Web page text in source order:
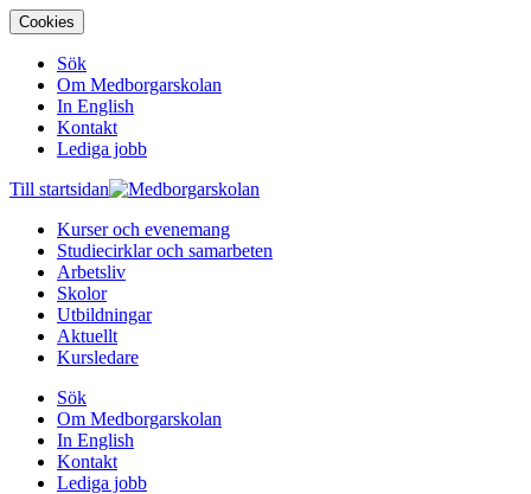
Cookies
Sök
Om Medborgarskolan
In English
Kontakt
Lediga jobb
Till startsidan
Kurser och evenemang
Studiecirklar och samarbeten
Arbetsliv
Skolor
Utbildningar
Aktuellt
Kursledare
Sök
Om Medborgarskolan
In English
Kontakt
Lediga jobb